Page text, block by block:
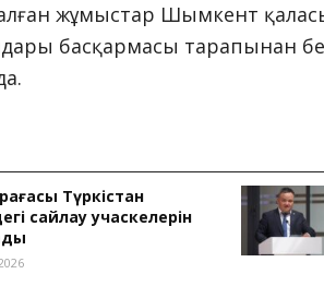
жұмыстар Шымкент
басқармасы тарапынан
Түркістан
сайлау учаскелерін